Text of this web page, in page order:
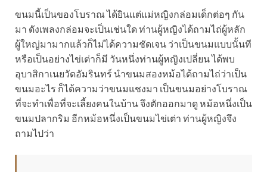
ขนมนี้เป็นของโบราณ ได้ยินแต่แม่หญิงกล่อมเด็กต่อๆ กัน
มา ดังเพลงกล่อมจะเป็นเช่นใด ท่านผู้หญิงได้ถามไถ่ผู้หลัก
ผู้ใหญ่มามากแล้วก็ไม่ได้ความชัดเจน ว่าเป็นขนมแบบนั้นที
หรือเป็นอย่างไข่เต่าก็มี วันหนึ่งท่านผู้หญิงเปลี่ยน ได้พบ
อุบาสิกาเนยวัดอัมรินทร์ นำขนมสองหม้อได้ถามไถ่ว่าเป็น
ขนมอะไร ก็ได้ความว่าขนมแชงมา เป็นขนมอย่างโบราณ
ที่จะทำเพื่อที่จะเลี้ยงคนในบ้าน จึงตักออกมาดู หม้อหนึ่งเป็น
ขนมปลากริม อีกหม้อหนึ่งเป็นขนมไข่เต่า ท่านผู้หญิงจึง
ถามไปว่า